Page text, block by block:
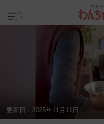
更新日： 2025年11月11日